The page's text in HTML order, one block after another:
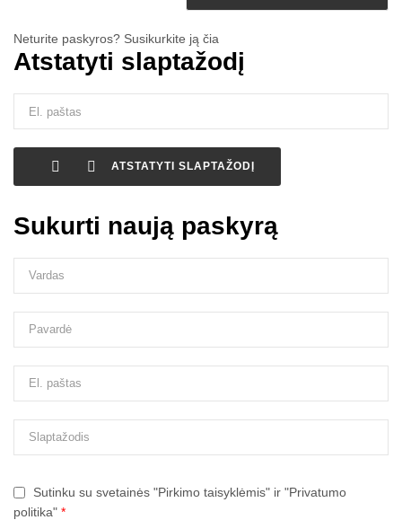
Neturite paskyros? Susikurkite ją čia
Atstatyti slaptažodį
  ATSTATYTI SLAPTAŽODĮ
Sukurti naują paskyrą
Sutinku su svetainės "Pirkimo taisyklėmis" ir "Privatumo
politika" *